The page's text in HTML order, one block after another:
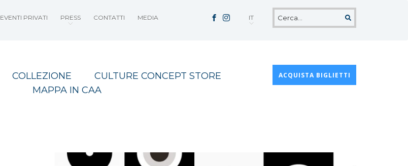
EVENTI PRIVATI PRESS CONTATTI MEDIA IT
COLLEZIONE
CULTURE CONCEPT STORE
MAPPA IN CAA
ACQUISTA BIGLIETTI